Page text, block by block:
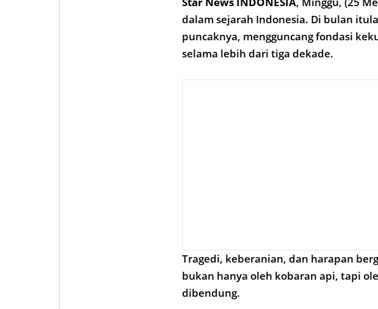
dalam sejarah Indonesia. Di bulan
puncaknya, mengguncang fondasi
selama lebih dari tiga dekade.
Tragedi, keberanian, dan harapan
bukan hanya oleh kobaran api, tapi
dibendung.